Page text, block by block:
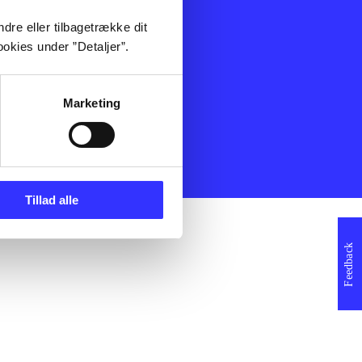
eller tilbagetrække dit
under ”Detaljer”.
Marketing
Tillad alle
Feedback
Film
Musik